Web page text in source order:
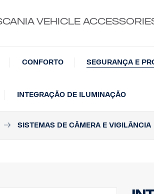
VEHICLE
CONFORTO SEGURANÇA E
INTEGRAÇÃO DE ILUMINAÇÃO
SISTEMAS DE CÂMERA E VIGILÂNCIA